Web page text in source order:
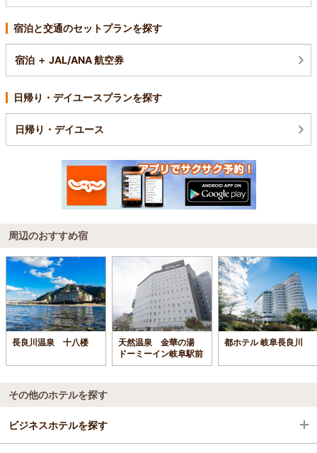
宿泊と交通のセットプランを探す
宿泊 ＋ JAL/ANA 航空券
日帰り・デイユースプランを探す
日帰り・デイユース
周辺のおすすめ宿
長良川温泉 十八楼
天然温泉 金華の湯
ドーミーイン岐阜駅前
都ホテル 岐阜長良川
その他のホテルを探す
ビジネスホテルを探す